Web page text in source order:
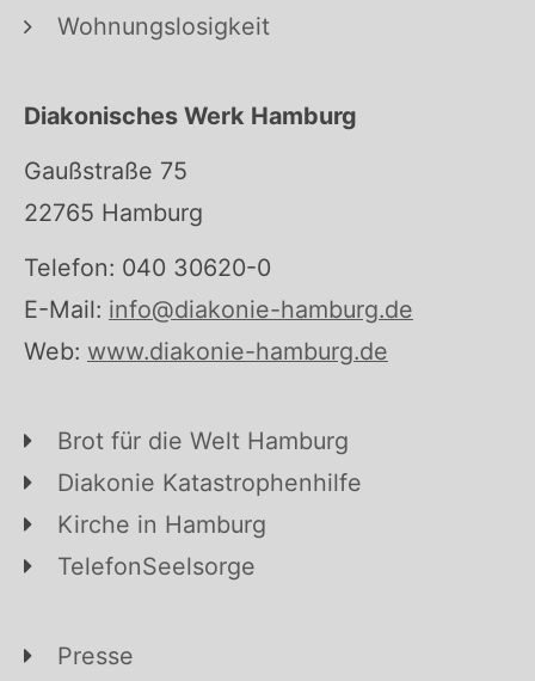
Wohnungslosigkeit
Diakonisches Werk Hamburg
Gaußstraße 75
22765 Hamburg
Telefon: 040 30620-0
E-Mail: info@diakonie-hamburg.de
Web: www.diakonie-hamburg.de
Brot für die Welt Hamburg
Diakonie Katastrophenhilfe
Kirche in Hamburg
TelefonSeelsorge
Presse